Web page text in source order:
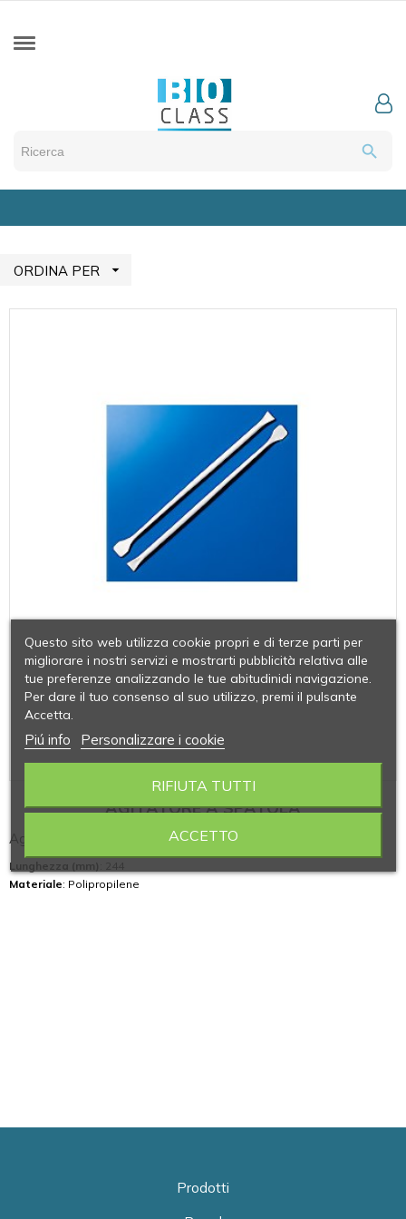
search
ORDINA PER 
AGITATORE A SPATOLA
Agitatore a spatola in polipropilene lunghezza mm 244
Lunghezza (mm)
: 244
Materiale: Polipropilene
Prodotti
Questo sito web utilizza cookie propri e di terze parti per
migliorare i nostri servizi e mostrarti pubblicità relativa alle
tue preferenze analizzando le tue abitudinidi navigazione.
Per dare il tuo consenso al suo utilizzo, premi il pulsante
Accetta.
Piú info Personalizzare i cookie
RIFIUTA TUTTI
ACCETTO